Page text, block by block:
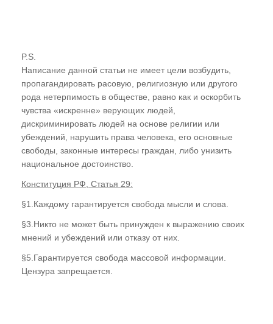
P.S.
Написание данной статьи не имеет цели возбудить,
пропагандировать расовую, религиозную или другого
рода нетерпимость в обществе, равно как и оскорбить
чувства «искренне» верующих людей,
дискриминировать людей на основе религии или
убеждений, нарушить права человека, его основные
свободы, законные интересы граждан, либо унизить
национальное достоинство.
Конституция РФ, Статья 29:
§1.Каждому гарантируется свобода мысли и слова.
§3.Никто не может быть принужден к выражению своих
мнений и убеждений или отказу от них.
§5.Гарантируется свобода массовой информации.
Цензура запрещается.